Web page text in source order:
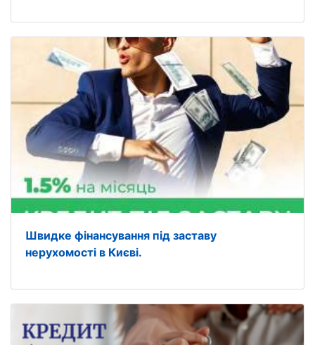
Швидке фінансування під заставу
нерухомості в Києві.